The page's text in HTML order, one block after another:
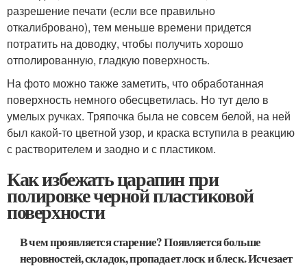
разрешение печати (если все правильно
откалибровано), тем меньше времени придется
потратить на доводку, чтобы получить хорошо
отполированную, гладкую поверхность.
На фото можно также заметить, что обработанная
поверхность немного обесцветилась. Но тут дело в
умелых ручках. Тряпочка была не совсем белой, на ней
был какой-то цветной узор, и краска вступила в реакцию
с растворителем и заодно и с пластиком.
Как избежать царапин при
полировке черной пластиковой
поверхности
В чем проявляется старение? Появляется больше
неровностей, складок, пропадает лоск и блеск. Исчезает